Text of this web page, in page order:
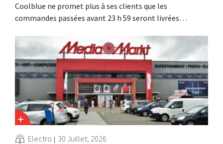
Coolblue ne promet plus à ses clients que les
commandes passées avant 23 h 59 seront livrées
la formulation de cette promesse après que la
Commission néerlandaise du code de la publicité a jugé
que celle-ci était trompeuse et déloyale.
Electro 30 Juillet, 2026